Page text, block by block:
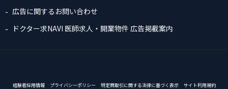
広告に関するお問い合わせ
ドクター求NAVI 医師求人・開業物件 広告掲載案内
経験者採用情報 プライバシーポリシー 特定商取引に関する法律に基づく表示 サイト利用規約